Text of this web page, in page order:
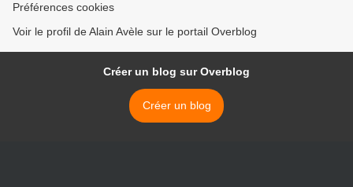
Préférences cookies
Voir le profil de Alain Avèle sur le portail Overblog
Créer un blog sur Overblog
Créer un blog